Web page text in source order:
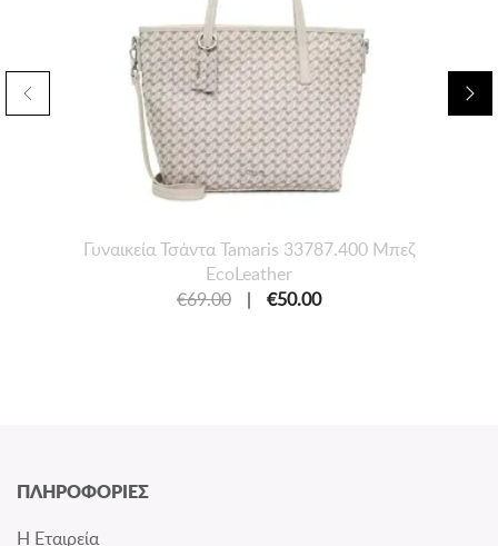
Γυναικεία Τσάντα Tamaris 33787.400 Μπεζ
EcoLeather
€69.00
| €50.00
ΠΛΗΡΟΦΟΡΙΕΣ
Η Εταιρεία